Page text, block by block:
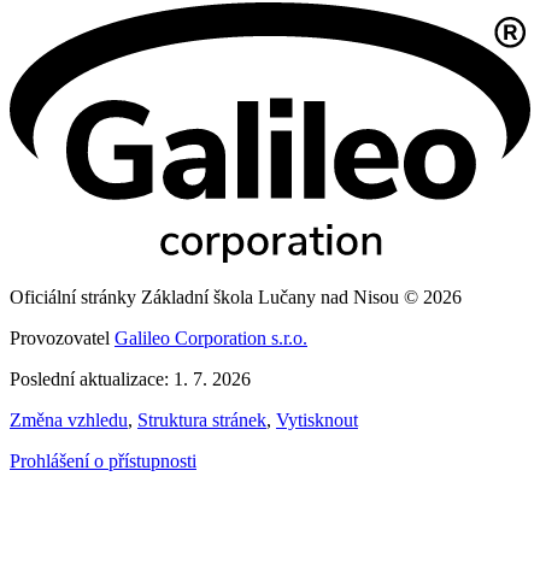
Oficiální stránky Základní škola Lučany nad Nisou © 2026
Provozovatel Galileo Corporation s.r.o.
Poslední aktualizace: 1. 7. 2026
Změna vzhledu, Struktura stránek, Vytisknout
Prohlášení o přístupnosti